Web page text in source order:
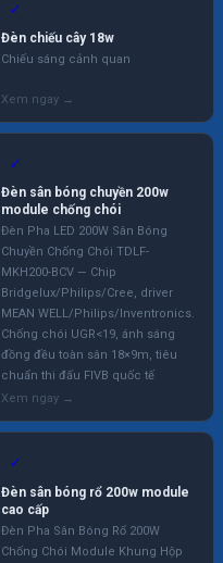
✓
Đèn chiếu cây 18w
Chiếu sáng cảnh quan
✓
Đèn sân bóng chuyền 200w
module chống chói
Đèn Pha LED 200W Sân Bóng
Chuyền Chống Chói TDLF-
MKH200-BCV — Chip
Bridgelux/Philips/Cree, driver
MEAN WELL/Philips/Inventronics.
Chống chói UGR<19, ánh sáng
đồng đều toàn sân 18×9m, tiêu
chuẩn thi đấu FIVB quốc tế
✓
Đèn sân bóng rổ 200w module
cao cấp
Đèn Pha Sân Bóng Rổ 200W
Chống Chói Module Khung Hộp